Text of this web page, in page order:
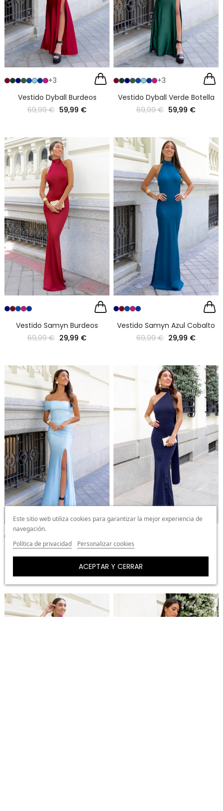
+3
Vestido Dyball Burdeos
69,99 € 59,99 €
+3
Vestido Dyball Verde Botella
69,99 € 59,99 €
Vestido Samyn Burdeos
69,99 € 29,99 €
Vestido Samyn Azul Cobalto
69,99 € 29,99 €
69,99 €
Este sitio web utiliza cookies para garantizar la mejor experiencia de
navegación.
Política de privacidad
Personalizar cookies
ACEPTAR Y CERRAR